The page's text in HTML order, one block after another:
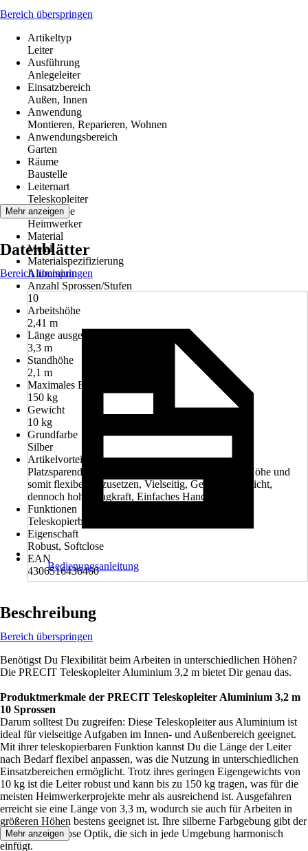
Bereich überspringen
Artikeltyp
Leiter
Ausführung
Anlegeleiter
Einsatzbereich
Außen, Innen
Anwendung
Montieren, Reparieren, Wohnen
Anwendungsbereich
Garten
Räume
Baustelle
Leiternart
Teleskopleiter
Zielgruppe
Heimwerker
Material
Metall
Materialspezifizierung
Aluminium
Anzahl Sprossen/Stufen
10
Arbeitshöhe
2,41 m
Länge ausgefahren
3,3 m
Standhöhe
2,1 m
Maximales Belastungsgewicht
150 kg
Gewicht
10 kg
Grundfarbe
Silber
Artikelvorteil
Platzsparend und leicht zu transportieren, Variable Höhe und
somit flexibel einzusetzen, Vielseitig, Geringes Gewicht,
dennoch hohe Tragkraft, Einfaches Handling
Funktionen
Teleskopierbar
Eigenschaft
Robust, Softclose
EAN
4306516436460
Mehr anzeigen
Datenblätter
Bereich überspringen
Bedienungsanleitung
Beschreibung
Bereich überspringen
Benötigst Du Flexibilität beim Arbeiten in unterschiedlichen Höhen?
Die PRECIT Teleskopleiter Aluminium 3,2 m bietet Dir genau das.
Produktmerkmale der PRECIT Teleskopleiter Aluminium 3,2 m
10 Sprossen
Darum solltest Du zugreifen: Diese Teleskopleiter aus Aluminium ist
ideal für vielseitige Aufgaben im Innen- und Außenbereich geeignet.
Mit ihrer teleskopierbaren Funktion kannst Du die Länge der Leiter
nach Bedarf flexibel anpassen, was die Nutzung in unterschiedlichen
Einsatzbereichen ermöglicht. Trotz ihres geringen Eigengewichts von
10 kg ist die Leiter robust und kann bis zu 150 kg tragen, was für die
meisten Heimwerkerprojekte mehr als ausreichend ist. Ausgefahren
erreicht sie eine Länge von 3,3 m, wodurch sie auch für Arbeiten in
größeren Höhen bestens geeignet ist. Ihre silberne Farbgebung gibt der
Leiter eine zeitlose Optik, die sich in jede Umgebung harmonisch
einfügt.
Mehr anzeigen